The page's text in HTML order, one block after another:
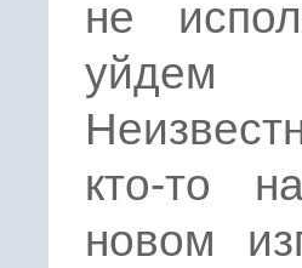
не
уйдем
кто-то
новом